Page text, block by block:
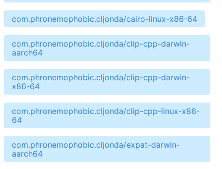
com.phronemophobic.cljonda/cairo-linux-x86-64
com.phronemophobic.cljonda/clip-cpp-darwin-
aarch64
com.phronemophobic.cljonda/clip-cpp-darwin-
x86-64
com.phronemophobic.cljonda/clip-cpp-linux-x86-
64
com.phronemophobic.cljonda/expat-darwin-
aarch64